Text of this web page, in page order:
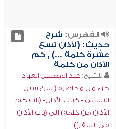
الفهرس: شرح
حديث: (الأذان تسع
عشرة كلمة ...) , كم
الأذان من كلمة
للشيخ: عبد المحسن العباد
جزء من محاضرة ( شرح سنن
النسائي - كتاب الأذان- (باب كم
الأذان من كلمة) إلى (باب الأذان
في السفر))